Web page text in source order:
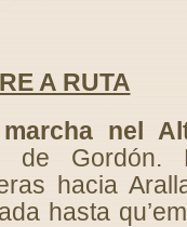
A RUTA
nel
de Gordón.
hacia
hasta